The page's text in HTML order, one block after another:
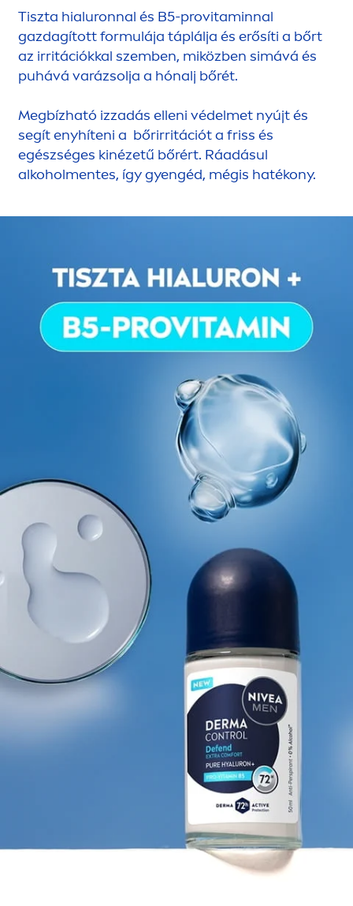
Tiszta hialuronnal és B5-provitaminnal
gazdagított formulája táplálja és erősíti a bőrt
az irritációkkal szemben, miközben simává és
puhává varázsolja a hónalj bőrét.
Megbízható izzadás elleni védelmet nyújt és
segít enyhíteni a bőrirritációt a friss és
egészséges kinézetű bőrért. Ráadásul
alkoholmentes, így gyengéd, mégis hatékony.